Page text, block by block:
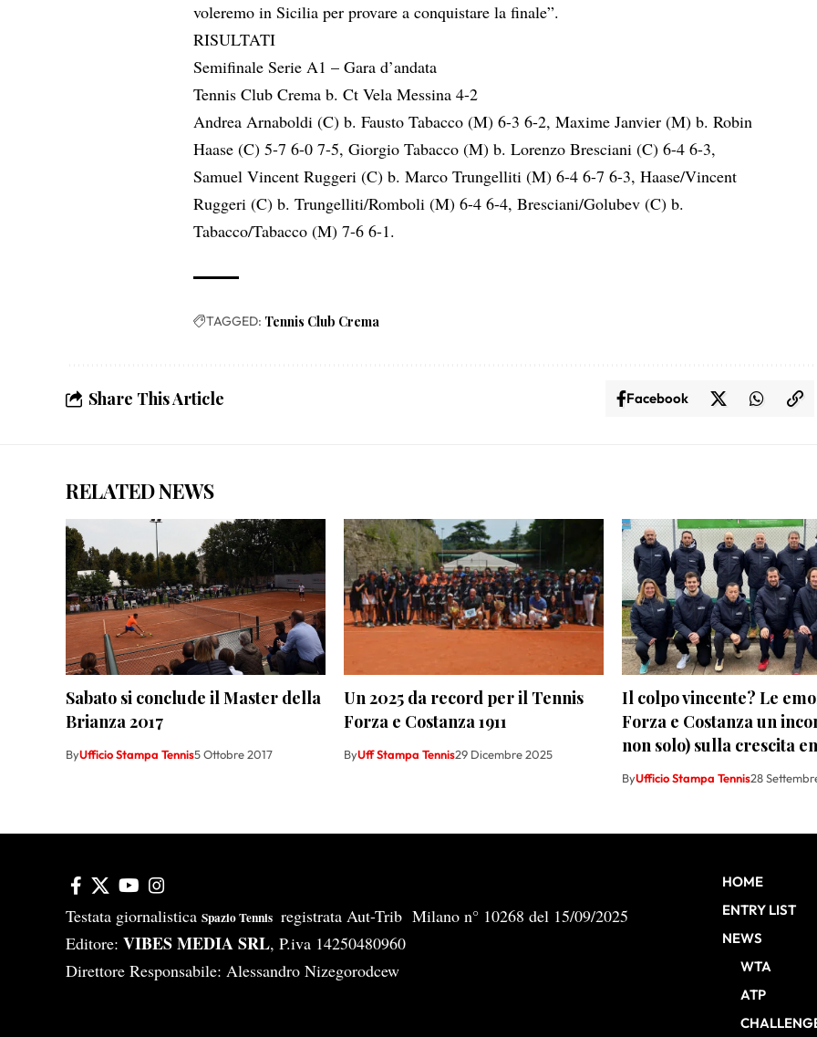
voleremo in Sicilia per provare a conquistare la finale”.
RISULTATI
Semifinale Serie A1 – Gara d’andata
Tennis Club Crema b. Ct Vela Messina 4-2
Andrea Arnaboldi (C) b. Fausto Tabacco (M) 6-3 6-2, Maxime Janvier (M) b. Robin
Haase (C) 5-7 6-0 7-5, Giorgio Tabacco (M) b. Lorenzo Bresciani (C) 6-4 6-3,
Samuel Vincent Ruggeri (C) b. Marco Trungelliti (M) 6-4 6-7 6-3, Haase/Vincent
Ruggeri (C) b. Trungelliti/Romboli (M) 6-4 6-4, Bresciani/Golubev (C) b.
Tabacco/Tabacco (M) 7-6 6-1.
TAGGED: Tennis Club Crema
Share This Article Facebook
RELATED NEWS
Sabato si conclude il Master della
Brianza 2017
ByUfficio Stampa Tennis5 Ottobre 2017
Un 2025 da record per il Tennis
Forza e Costanza 1911
ByUff Stampa Tennis29 Dicembre 2025
Il colpo vincente? Le
Forza e Costanza un
non solo) sulla crescita
ByUfficio Stampa Tennis28
Testata giornalistica Spazio Tennis registrata Aut-Trib Milano n° 10268 del 15/09/2025
Editore: VIBES MEDIA SRL, P.iva 14250480960
Direttore Responsabile: Alessandro Nizegorodcew
HOME
ENTRY LIST
NEWS
WTA
ATP